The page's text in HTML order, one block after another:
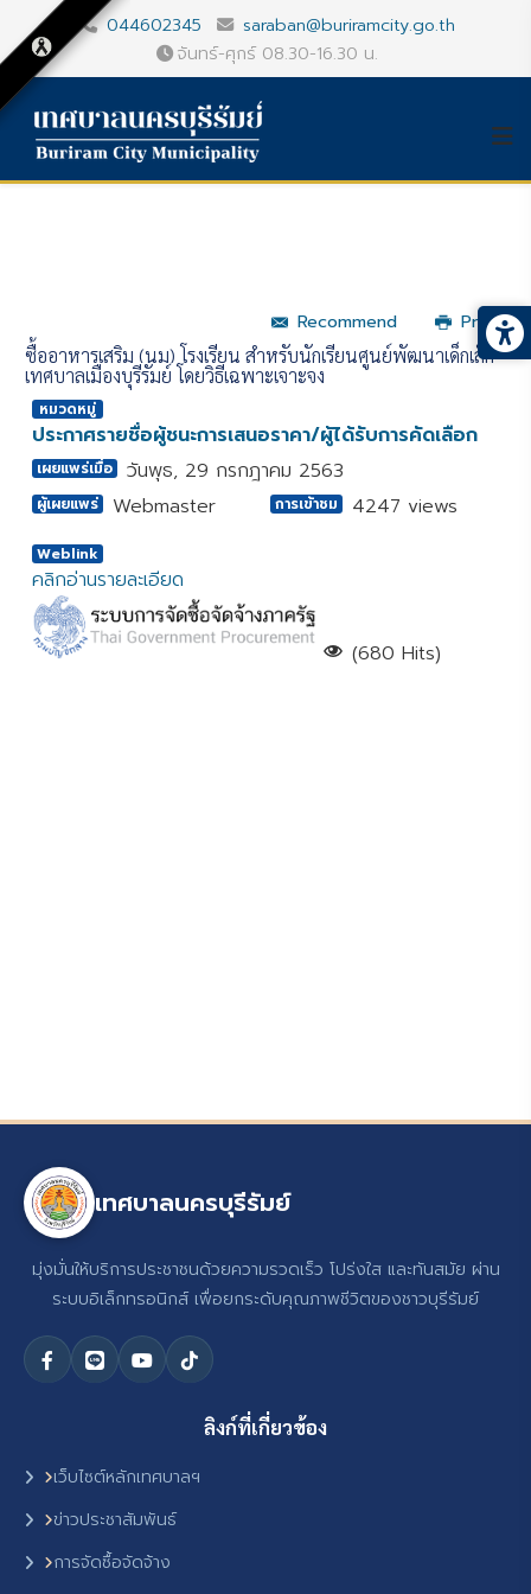
044602345
saraban@buriramcity.go.th
จันทร์-ศุกร์ 08.30-16.30 น.
Recommend
Print
ซื้ออาหารเสริม (นม) โรงเรียน สำหรับนักเรียนศูนย์พัฒนาเด็กเล็ก
เทศบาลเมืองบุรีรัมย์ โดยวิธีเฉพาะเจาะจง
หมวดหมู่
ประกาศรายชื่อผู้ชนะการเสนอราคา/ผู้ได้รับการคัดเลือก
เผยแพร่เมื่อ วันพุธ, 29 กรกฎาคม 2563
ผู้เผยแพร่ Webmaster การเข้าชม 4247 views
Weblink
คลิกอ่านรายละเอียด
(680 Hits)
เทศบาลนครบุรีรัมย์
มุ่งมั่นให้บริการประชาชนด้วยความรวดเร็ว โปร่งใส และทันสมัย ผ่าน
ระบบอิเล็กทรอนิกส์ เพื่อยกระดับคุณภาพชีวิตของชาวบุรีรัมย์
ลิงก์ที่เกี่ยวข้อง
เว็บไซต์หลักเทศบาลฯ
ข่าวประชาสัมพันธ์
การจัดซื้อจัดจ้าง